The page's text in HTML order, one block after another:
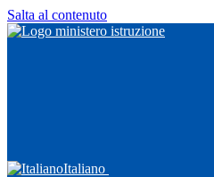
Salta al contenuto
Italiano